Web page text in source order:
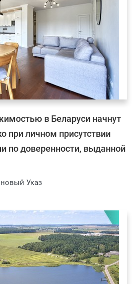
в Беларуси начнут
при личном присутствии
по доверенности, выданной
Указ